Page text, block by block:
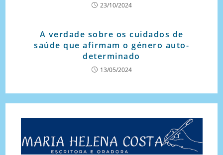
23/10/2024
A verdade sobre os cuidados de
saúde que afirmam o género auto-
determinado
13/05/2024